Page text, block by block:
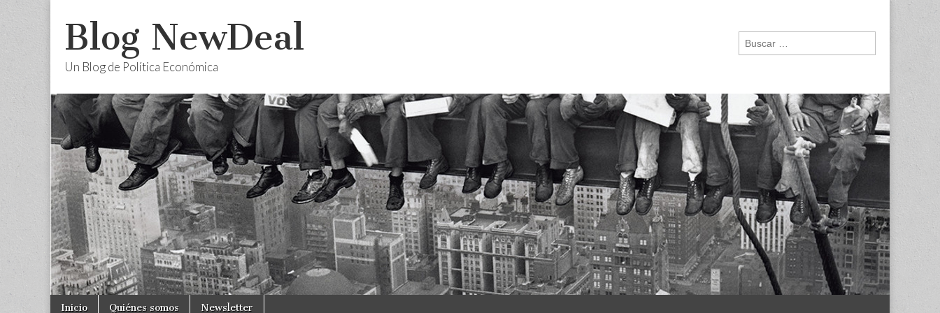
Blog NewDeal
Un Blog de Política Económica
Buscar:
Main
Skip
Inicio Quiénes somos Newsletter